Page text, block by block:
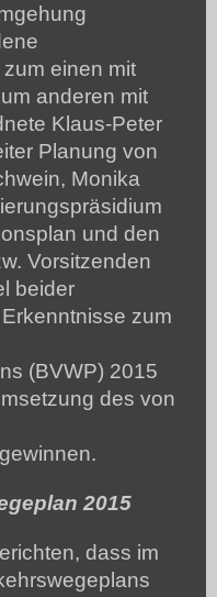
einen mit
anderen mit
Klaus-Peter
Planung von
Monika
und den
Vorsitzenden
beider
zum
(BVWP) 2015
des von
2015
dass im